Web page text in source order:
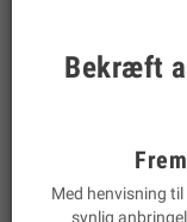
Vi
Bekræft
Med henvisning
synlig